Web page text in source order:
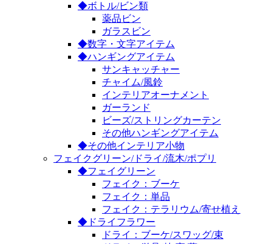
◆ボトル/ビン類
薬品ビン
ガラスビン
◆数字・文字アイテム
◆ハンギングアイテム
サンキャッチャー
チャイム/風鈴
インテリアオーナメント
ガーランド
ビーズ/ストリングカーテン
その他ハンギングアイテム
◆その他インテリア小物
フェイクグリーン/ドライ/流木/ポプリ
◆フェイグリーン
フェイク：ブーケ
フェイク：単品
フェイク：テラリウム/寄せ植え
◆ドライフラワー
ドライ：ブーケ/スワッグ/束